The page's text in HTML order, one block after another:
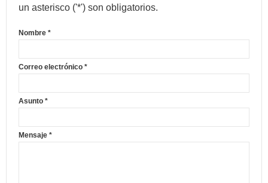
un asterisco ('*') son obligatorios.
Nombre *
Correo electrónico *
Asunto *
Mensaje *